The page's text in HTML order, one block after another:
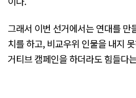
그래서 이번 선거에서는 연대를 만
치를 하고, 비교우위 인물을 내지
거티브 캠페인을 하더라도 힘들다